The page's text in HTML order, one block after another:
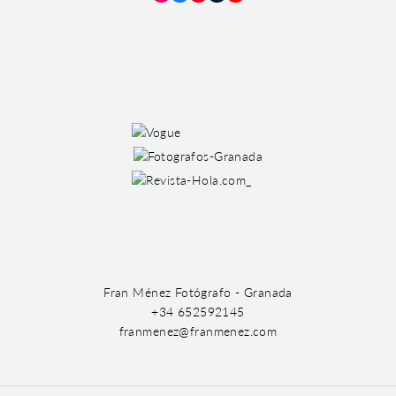
Fran Ménez Fotógrafo - Granada
+34 652592145
franmenez@franmenez.com